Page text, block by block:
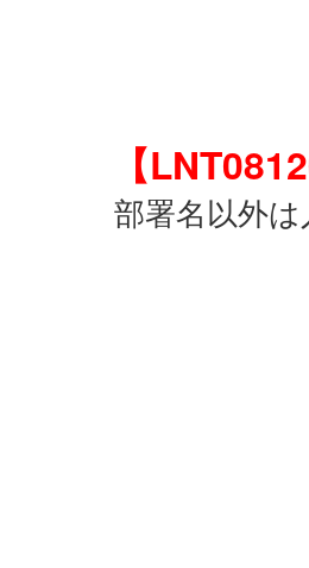
【
部署名以外